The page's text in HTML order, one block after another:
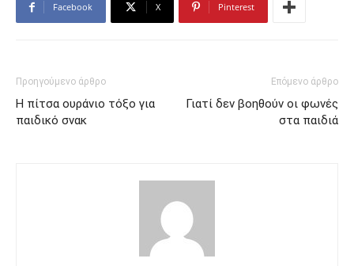
Facebook X Pinterest
Προηγούμενο άρθρο
Η πίτσα ουράνιο τόξο για
παιδικό σνακ
Επόμενο άρθρο
Γιατί δεν βοηθούν οι φωνές
στα παιδιά